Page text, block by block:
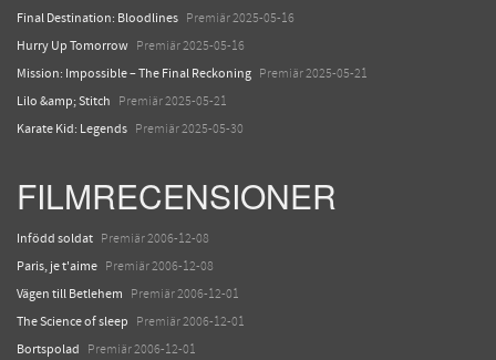
Final Destination: Bloodlines Premiär 2025-05-16
Hurry Up Tomorrow Premiär 2025-05-16
Mission: Impossible – The Final Reckoning Premiär 2025-05-21
Lilo &amp; Stitch Premiär 2025-05-21
Karate Kid: Legends Premiär 2025-05-30
FILMRECENSIONER
Infödd soldat Premiär 2006-12-08
Paris, je t'aime Premiär 2006-12-08
Vägen till Betlehem Premiär 2006-12-01
The Science of sleep Premiär 2006-12-01
Bortspolad Premiär 2006-12-01